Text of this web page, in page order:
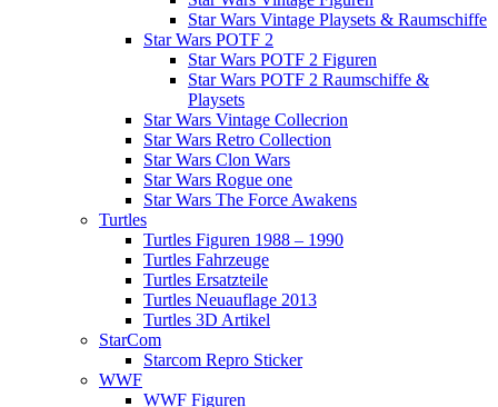
Star Wars Vintage Playsets & Raumschiffe
Star Wars POTF 2
Star Wars POTF 2 Figuren
Star Wars POTF 2 Raumschiffe &
Playsets
Star Wars Vintage Collecrion
Star Wars Retro Collection
Star Wars Clon Wars
Star Wars Rogue one
Star Wars The Force Awakens
Turtles
Turtles Figuren 1988 – 1990
Turtles Fahrzeuge
Turtles Ersatzteile
Turtles Neuauflage 2013
Turtles 3D Artikel
StarCom
Starcom Repro Sticker
WWF
WWF Figuren